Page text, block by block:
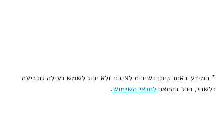
* המידע באתר ניתן כשירות לציבור ולא יכול לשמש כעילה לתביעה
כלשהי, הכל בהתאם לתנאי השימוש.